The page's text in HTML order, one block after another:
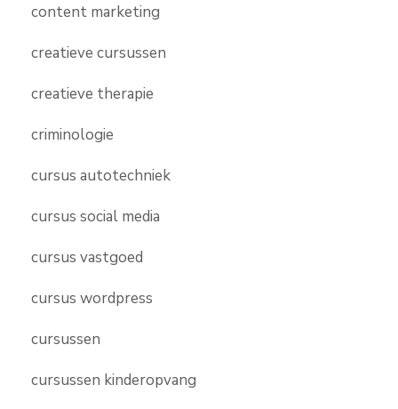
content marketing
creatieve cursussen
creatieve therapie
criminologie
cursus autotechniek
cursus social media
cursus vastgoed
cursus wordpress
cursussen
cursussen kinderopvang